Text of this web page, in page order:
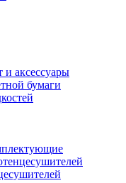
аксессуары
бумаги